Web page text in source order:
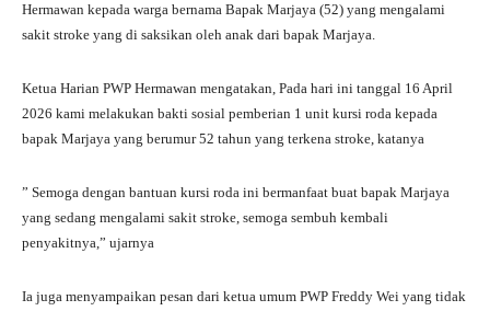
Hermawan kepada warga bernama Bapak Marjaya (52) yang mengalami
sakit stroke yang di saksikan oleh anak dari bapak Marjaya.
Ketua Harian PWP Hermawan mengatakan, Pada hari ini tanggal 16 April
2026 kami melakukan bakti sosial pemberian 1 unit kursi roda kepada
bapak Marjaya yang berumur 52 tahun yang terkena stroke, katanya
” Semoga dengan bantuan kursi roda ini bermanfaat buat bapak Marjaya
yang sedang mengalami sakit stroke, semoga sembuh kembali
penyakitnya,” ujarnya
Ia juga menyampaikan pesan dari ketua umum PWP Freddy Wei yang tidak